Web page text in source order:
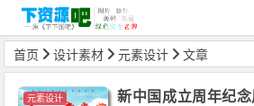
首页 设计素材 元素设计 文章
元素设计
新中国成立周年纪